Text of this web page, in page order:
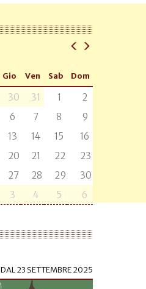
Gio Ven Sab Dom
30 31 1
2
6 7 8
9
13 14 15
16
20 21 22
23
27 28 29
30
3 4 5 6
DAL23 SETTEMBRE 2025